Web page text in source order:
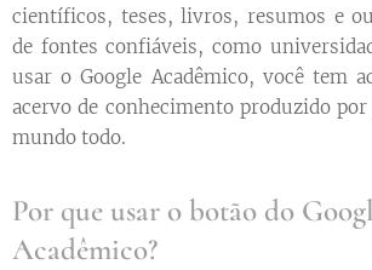
científicos, teses, livros, resumos e
de fontes confiáveis, como
usar o Google Acadêmico, você tem
acervo de conhecimento produzido por
mundo todo.
Por que usar o botão do
Acadêmico?